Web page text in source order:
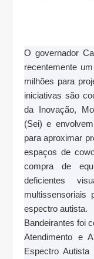
O governador
recentemente
milhões para
iniciativas são
da Inovação,
(Sei) e
para aproximar
espaços de
compra de
deficientes
multissensoriais
espectro autista.
Bandeirantes foi
Atendimento e
Espectro